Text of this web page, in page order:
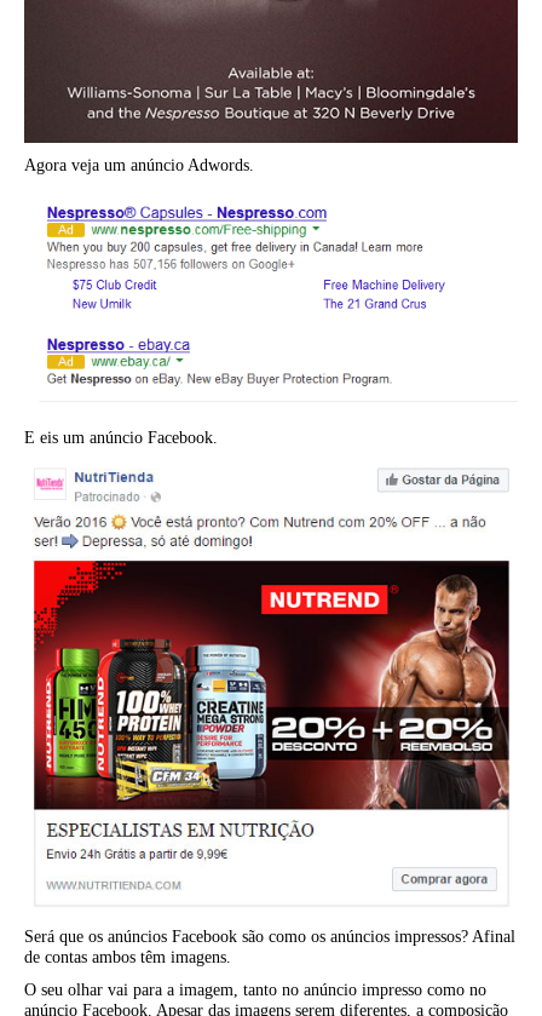
Agora veja um anúncio Adwords.
E eis um anúncio Facebook.
Será que os anúncios Facebook são como os anúncios impressos? Afinal
de contas ambos têm imagens.
O seu olhar vai para a imagem, tanto no anúncio impresso como no
anúncio Facebook. Apesar das imagens serem diferentes, a composição